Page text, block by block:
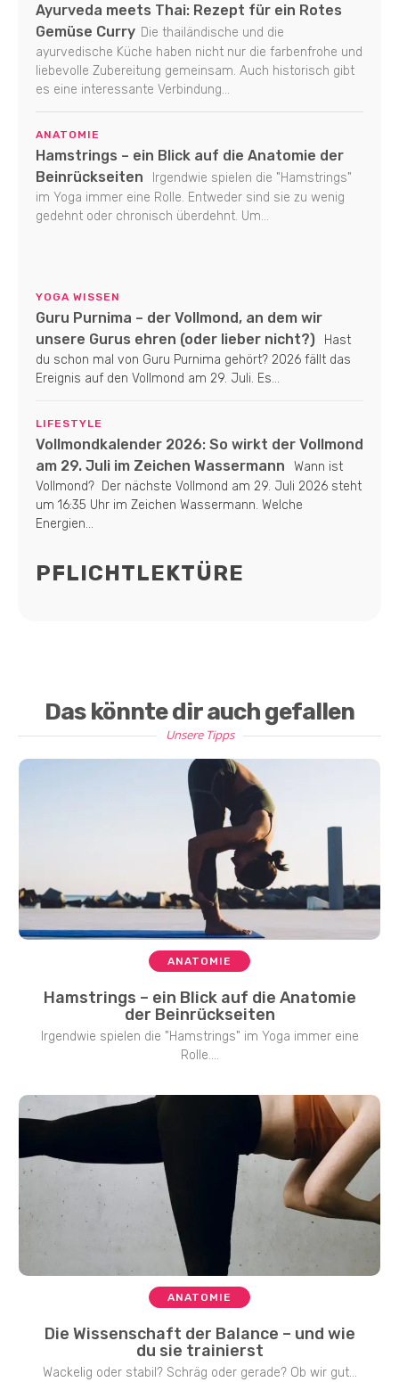
Ayurveda meets Thai: Rezept für ein Rotes
Gemüse Curry Die thailändische und die
ayurvedische Küche haben nicht nur die farbenfrohe und
liebevolle Zubereitung gemeinsam. Auch historisch gibt
es eine interessante Verbindung...
ANATOMIE
Hamstrings – ein Blick auf die Anatomie der
Beinrückseiten
Irgendwie spielen die "Hamstrings"
im Yoga immer eine Rolle. Entweder sind sie zu wenig
gedehnt oder chronisch überdehnt. Um...
YOGA WISSEN
Guru Purnima – der Vollmond, an dem wir
unsere Gurus ehren (oder lieber nicht?)
Hast
du schon mal von Guru Purnima gehört? 2026 fällt das
Ereignis auf den Vollmond am 29. Juli. Es...
LIFESTYLE
Vollmondkalender 2026: So wirkt der Vollmond
am 29. Juli im Zeichen Wassermann
Wann ist
Vollmond? Der nächste Vollmond am 29. Juli 2026 steht
um 16:35 Uhr im Zeichen Wassermann. Welche
Energien...
PFLICHTLEKTÜRE
Das könnte dir auch gefallen
Unsere Tipps
ANATOMIE
Hamstrings – ein Blick auf die Anatomie
der Beinrückseiten
Irgendwie spielen die "Hamstrings" im Yoga immer eine
Rolle....
ANATOMIE
Die Wissenschaft der Balance – und wie
du sie trainierst
Wackelig oder stabil? Schräg oder gerade? Ob wir gut...